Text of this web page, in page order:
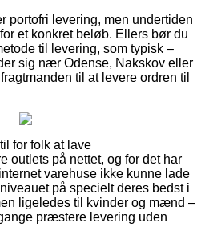
portofri levering, men undertiden
et konkret beløb. Ellers bør du
til levering, som typisk –
sig nær Odense, Nakskov eller
til at levere ordren til
for folk at lave
outlets på nettet, og for det har
varehuse ikke kunne lade
på specielt deres bedst i
ligeledes til kvinder og mænd –
præstere levering uden